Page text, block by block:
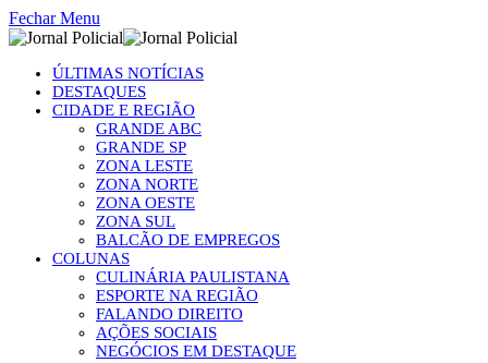
Fechar Menu
ÚLTIMAS NOTÍCIAS
DESTAQUES
CIDADE E REGIÃO
GRANDE ABC
GRANDE SP
ZONA LESTE
ZONA NORTE
ZONA OESTE
ZONA SUL
BALCÃO DE EMPREGOS
COLUNAS
CULINÁRIA PAULISTANA
ESPORTE NA REGIÃO
FALANDO DIREITO
AÇÕES SOCIAIS
NEGÓCIOS EM DESTAQUE